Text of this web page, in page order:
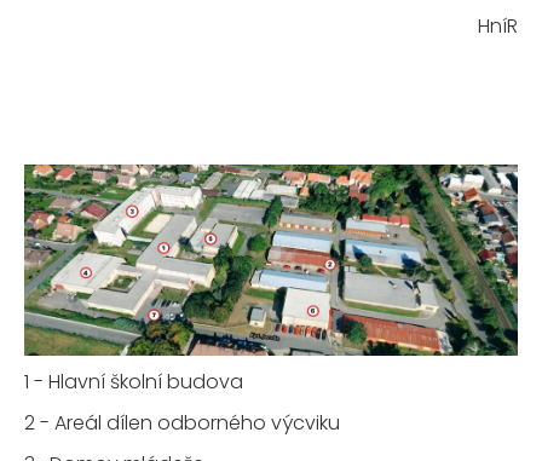
HníR
1 - Hlavní školní budova
2 - Areál dílen odborného výcviku